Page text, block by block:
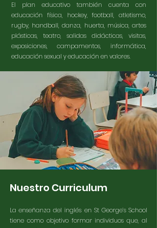
El plan educativo también cuenta con
educación física, hockey, football, atletismo,
rugby, handball, danza, huerta, música, artes
plásticas, teatro, salidas didácticas, visitas,
exposiciones, campamentos, informática,
educación sexual y educación en valores.
Nuestro Curriculum
La enseñanza del inglés en St George’s School
tiene como objetivo formar individuos que, al